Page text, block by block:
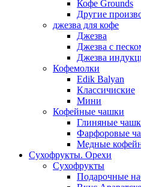
Кофе Grounds
Другие
джезва для кофе
Джезва
Джезва с
Джезва
Кофемолки
Edik Balyan
Классичиские
Мини
Кофейные чашки
Глиняные
Фарфоровые
Медные
Сухофрукты. Орехи
Сухофрукты
Подарочные